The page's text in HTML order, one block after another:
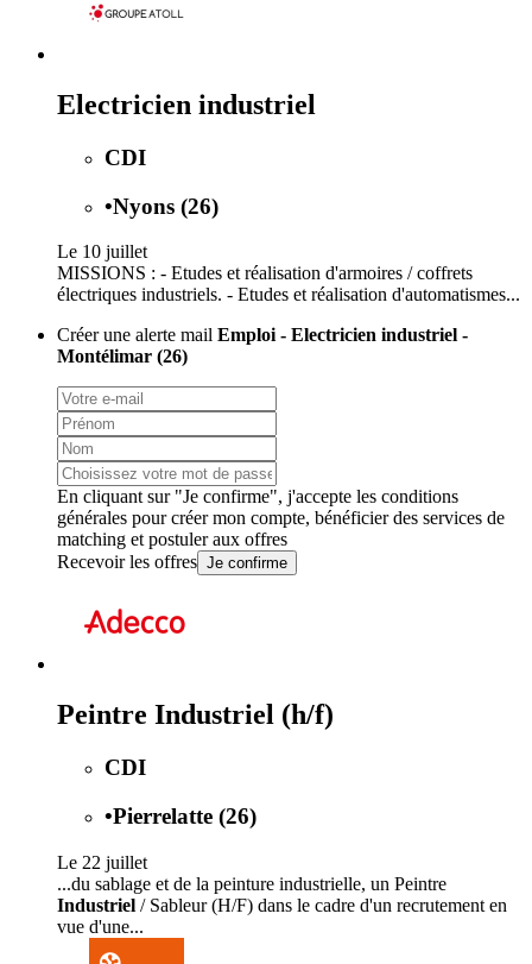
Electricien industriel
CDI
•Nyons (26)
Le 10 juillet
MISSIONS : - Etudes et réalisation d'armoires / coffrets
électriques industriels. - Etudes et réalisation d'automatismes...
Créer une alerte mail Emploi - Electricien industriel -
Montélimar (26)
En cliquant sur "Je confirme", j'accepte les conditions
générales pour créer mon compte, bénéficier des services de
matching et postuler aux offres
Recevoir les offres Je confirme
Peintre Industriel (h/f)
CDI
•Pierrelatte (26)
Le 22 juillet
...du sablage et de la peinture industrielle, un Peintre
Industriel / Sableur (H/F) dans le cadre d'un recrutement en
vue d'une...